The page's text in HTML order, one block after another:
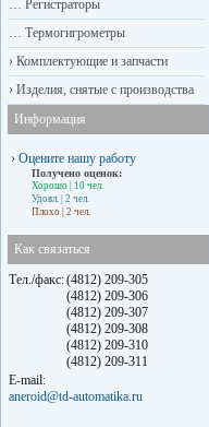
… Регистраторы
… Термогигрометры
› Комплектующие и запчасти
› Изделия, снятые с производства
Информация
› Оцените нашу работу
Получено оценок:
Хорошо | 10 чел.
Удовл. | 2 чел.
Плохо | 2 чел.
Как связаться
Тел./факс:(4812) 209-305
(4812) 209-306
(4812) 209-307
(4812) 209-308
(4812) 209-310
(4812) 209-311
E-mail:
aneroid@td-automatika.ru